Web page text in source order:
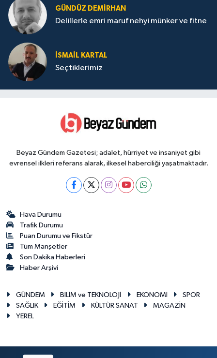
GÜNDÜZ DEMIRHAN
Delillerle emri maruf nehyi münker ve fitne
İSMAIL KARTAL
Seçtiklerimiz
Beyaz Gündem Gazetesi; adalet, hürriyet ve insaniyet gibi
evrensel ilkleri referans alarak, ilkesel haberciliği yaşatmaktadır.
Hava Durumu
Trafik Durumu
Puan Durumu ve Fikstür
Tüm Manşetler
Son Dakika Haberleri
Haber Arşivi
GÜNDEM BİLİM ve TEKNOLOJİ EKONOMİ
SPOR
SAĞLIK
EĞİTİM KÜLTÜR SANAT
MAGAZİN
YEREL